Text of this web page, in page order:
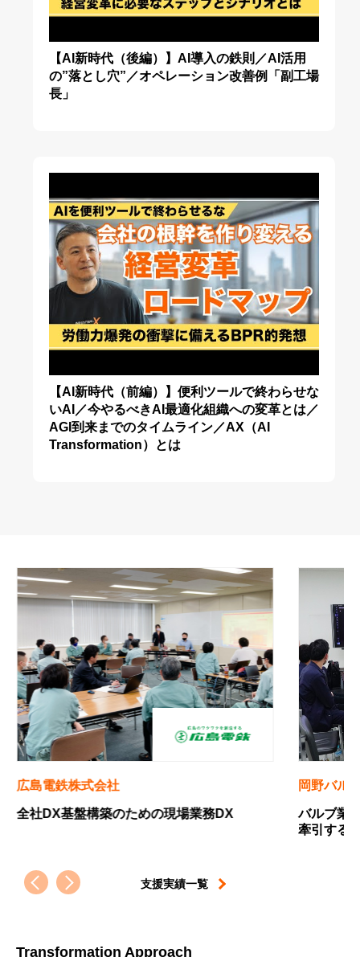
【AI新時代（後編）】AI導入の鉄則／AI活用
の”落とし穴”／オペレーション改善例「副工場
長」
【AI新時代（前編）】便利ツールで終わらせな
いAI／今やるべきAI最適化組織への変革とは／
AGI到来までのタイムライン／AX（AI
Transformation）とは
岡野バルブ製造株式会社
バルブ業界のニッチトップから、設備産業を
四国
中小
すた
支援実績一覧
Transformation Approach